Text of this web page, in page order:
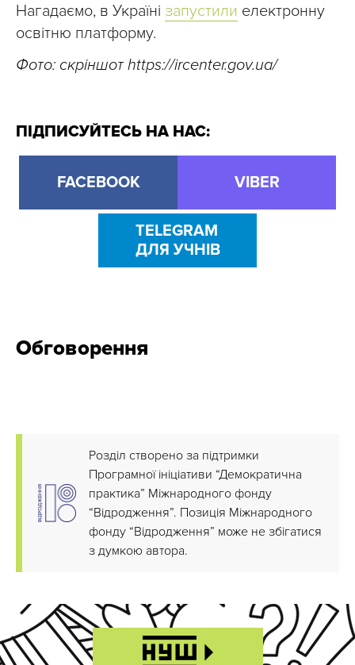
Нагадаємо, в Україні запустили електронну
освітню платформу.
Фото: скріншот https://ircenter.gov.ua/
ПІДПИСУЙТЕСЬ НА НАС:
FACEBOOK VIBER
TELEGRAM
ДЛЯ УЧНІВ
Обговорення
Розділ створено за підтримки
Програмної ініціативи “Демократична
практика” Міжнародного фонду
“Відродження”. Позиція Міжнародного
фонду “Відродження” може не збігатися
з думкою автора.